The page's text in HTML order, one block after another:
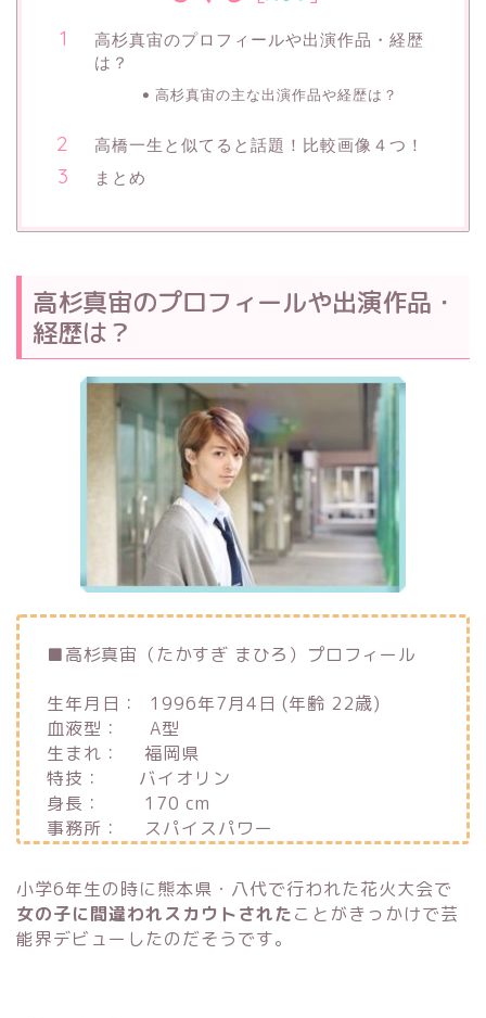
高杉真宙のプロフィールや出演作品・経歴
は？
高杉真宙の主な出演作品や経歴は？
高橋一生と似てると話題！比較画像４つ！
まとめ
高杉真宙のプロフィールや出演作品・
経歴は？
■高杉真宙（たかすぎ まひろ）プロフィール
生年月日： 1996年7月4日 (年齢 22歳)
血液型： A型
生まれ： 福岡県
特技： バイオリン
身長： 170 cm
事務所： スパイスパワー
小学6年生の時に熊本県・八代で行われた花火大会で
女の子に間違われスカウトされたことがきっかけで芸
能界デビューしたのだそうです。